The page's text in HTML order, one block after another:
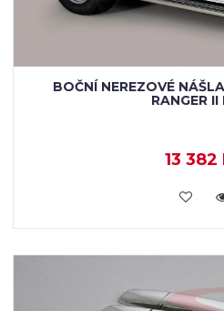
BOČNÍ NEREZOVÉ
RANGER
13 382